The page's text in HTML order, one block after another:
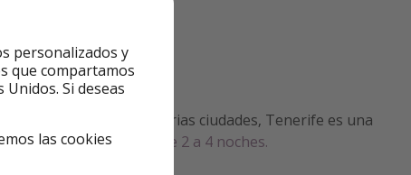
vuelos baratos desde varias ciudades, Tenerife es una
Descubrechollos de 2 a 4 noches.
°C
personalizados y
que compartamos
Si deseas
las cookies